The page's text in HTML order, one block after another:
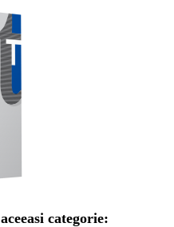
categorie: